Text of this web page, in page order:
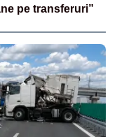
pe transferuri”